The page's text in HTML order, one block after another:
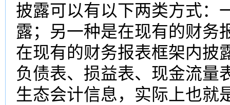
披露可以有以下两类方式：
露；另一种是在现有的财务
在现有的财务报表框架内披
负债表、损益表、现金流量
生态会计信息，实际上也就